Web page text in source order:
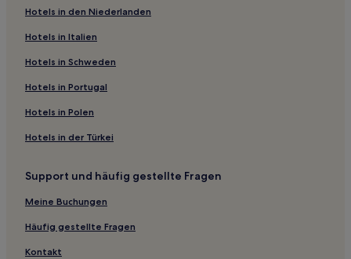
Hotels nahe Bahnhof New Haven State Street
Hotels nahe Crystal Lake Town Park
New Haven Hotels
Hotels nahe Harvey's Beach
Hotels nahe University of Connecticut-Hartford
Preston Hotels
Hampton Hotels
Hotels nahe Hospital of Saint Raphael
Franklin Hotels
Hotels nahe East Brook Mall
Hotels in den Niederlanden
Hotels in Italien
Hotels in Schweden
Hotels in Portugal
Hotels in Polen
Hotels in der Türkei
Support und häufig gestellte Fragen
Meine Buchungen
Häufig gestellte Fragen
Kontakt